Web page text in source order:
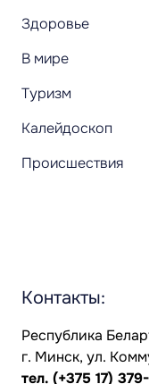
Здоровье
В мире
Туризм
Калейдоскоп
Происшествия
Контакты:
Республика
г. Минск, ул.
тел. (+375 17)